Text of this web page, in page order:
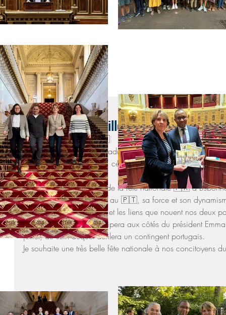
Cérémonie du 14 juillet à Lisbonne
12 juil. 2019
#14juillet2019 🇫🇷🇵🇹
Après l’Espagne hier à Madrid, au tour du Portugal de
France, Florence Mangin, célébrait ce soir la fête nationale
de France.
Pour sa première édition de la fête nationale 🇫🇷 à
la communauté française au 🇵🇹, sa force et son
l’amitié franco-portugaise et les liens que nouent nos deux
président portugais participera aux côtés du président
juillet, au sein duquel défilera un contingent portugais.
Je souhaite une très belle fête nationale à nos concitoyens